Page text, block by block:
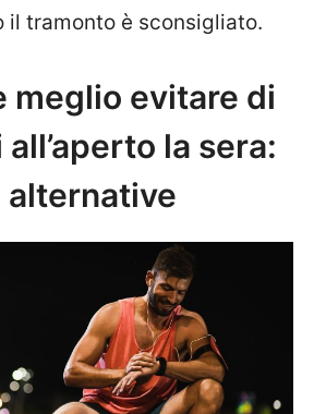
il tramonto è sconsigliato.
meglio evitare di
la sera:
alternative